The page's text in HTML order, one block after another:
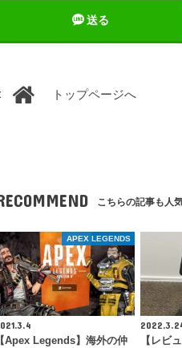
送る
トップページへ
こちらの記事も人気
APEX LEGENDS
【Apex Legends】海外の仲
【レビ